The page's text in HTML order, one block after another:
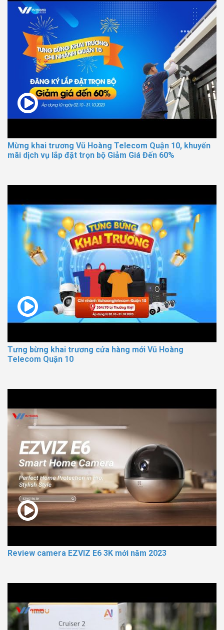
Mừng khai trương Vũ Hoàng Telecom Quận 10, khuyến
mãi dịch vụ lắp đặt trọn bộ Giảm Giá Đến 60%
Tưng bừng khai trương cửa hàng mới Vũ Hoàng
Telecom Quận 10
Review camera EZVIZ E6 3K mới năm 2023